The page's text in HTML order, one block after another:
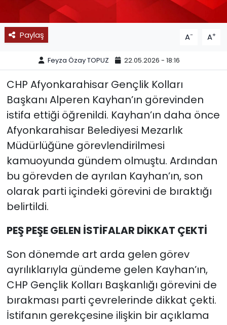
Paylaş A- A+
Feyza Özay TOPUZ 22.05.2026 - 18:16
CHP Afyonkarahisar Gençlik Kolları
Başkanı Alperen Kayhan’ın görevinden
istifa ettiği öğrenildi. Kayhan’ın daha önce
Afyonkarahisar Belediyesi Mezarlık
Müdürlüğüne görevlendirilmesi
kamuoyunda gündem olmuştu. Ardından
bu görevden de ayrılan Kayhan’ın, son
olarak parti içindeki görevini de bıraktığı
belirtildi.
PEŞ PEŞE GELEN İSTİFALAR DİKKAT ÇEKTİ
Son dönemde art arda gelen görev
ayrılıklarıyla gündeme gelen Kayhan’ın,
CHP Gençlik Kolları Başkanlığı görevini de
bırakması parti çevrelerinde dikkat çekti.
İstifanın gerekçesine ilişkin bir açıklama